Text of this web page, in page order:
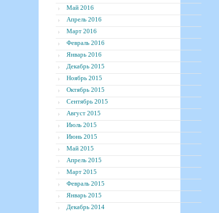
Май 2016
Апрель 2016
Март 2016
Февраль 2016
Январь 2016
Декабрь 2015
Ноябрь 2015
Октябрь 2015
Сентябрь 2015
Август 2015
Июль 2015
Июнь 2015
Май 2015
Апрель 2015
Март 2015
Февраль 2015
Январь 2015
Декабрь 2014